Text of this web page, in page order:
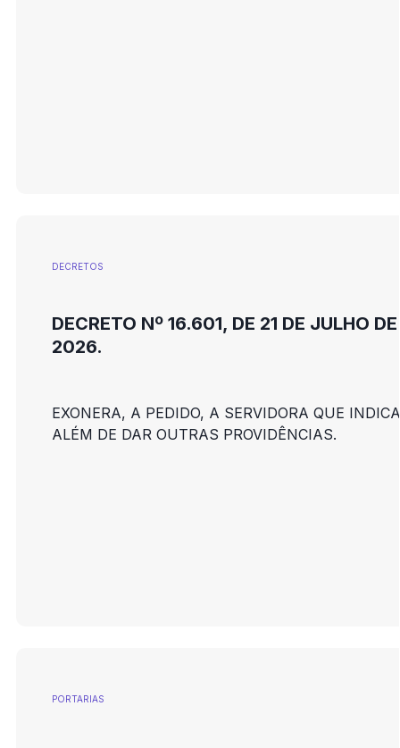
DECRETOS
DECRETO Nº 16.601, DE 21 DE JULHO DE
2026.
EXONERA, A PEDIDO, A SERVIDORA QUE
ALÉM DE DAR OUTRAS PROVIDÊNCIAS.
PORTARIAS